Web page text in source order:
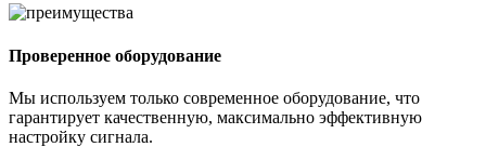
Проверенное оборудование
Мы используем только современное оборудование, что
гарантирует качественную, максимально эффективную
настройку сигнала.